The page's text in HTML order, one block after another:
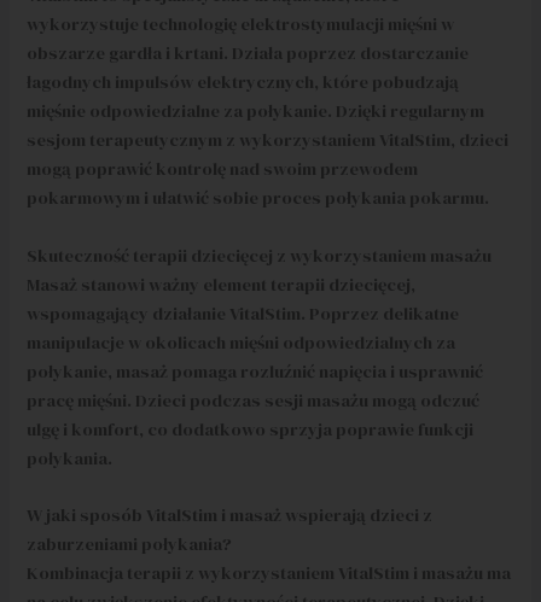
wykorzystuje technologię elektrostymulacji mięśni w
obszarze gardła i krtani. Działa poprzez dostarczanie
łagodnych impulsów elektrycznych, które pobudzają
mięśnie odpowiedzialne za połykanie. Dzięki regularnym
sesjom terapeutycznym z wykorzystaniem VitalStim, dzieci
mogą poprawić kontrolę nad swoim przewodem
pokarmowym i ułatwić sobie proces połykania pokarmu.
Skuteczność terapii dziecięcej z wykorzystaniem masażu
Masaż stanowi ważny element terapii dziecięcej,
wspomagający działanie VitalStim. Poprzez delikatne
manipulacje w okolicach mięśni odpowiedzialnych za
połykanie, masaż pomaga rozluźnić napięcia i usprawnić
pracę mięśni. Dzieci podczas sesji masażu mogą odczuć
ulgę i komfort, co dodatkowo sprzyja poprawie funkcji
połykania.
W jaki sposób VitalStim i masaż wspierają dzieci z
zaburzeniami połykania?
Kombinacja terapii z wykorzystaniem VitalStim i masażu ma